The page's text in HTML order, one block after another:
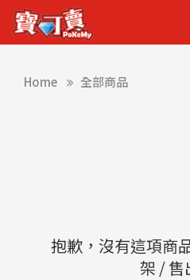
Home 全部商品
抱歉，沒有這項商
架 / 售